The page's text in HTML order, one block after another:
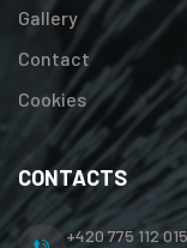
Gallery
Contact
Cookies
CONTACTS
+420 775 112 015